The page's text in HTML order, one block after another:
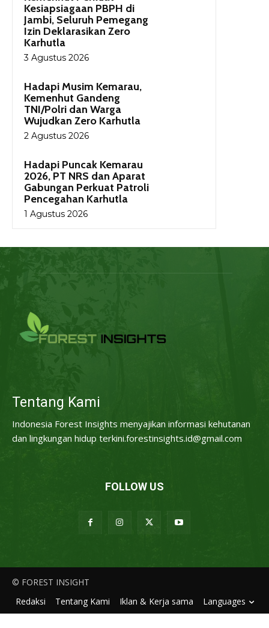
Kesiapsiagaan PBPH di
Jambi, Seluruh Pemegang
Izin Deklarasikan Zero
Karhutla
3 Agustus 2026
Hadapi Musim Kemarau,
Kemenhut Gandeng
TNI/Polri dan Warga
Wujudkan Zero Karhutla
2 Agustus 2026
Hadapi Puncak Kemarau
2026, PT NRS dan Aparat
Gabungan Perkuat Patroli
Pencegahan Karhutla
1 Agustus 2026
Tentang Kami
Indonesia Forest Insights menyajikan informasi kehutanan
dan lingkungan hidup terkini.forestinsights.id@gmail.com
FOLLOW US
© FOREST INSIGHT
Redaksi
Tentang Kami Iklan & Kerja sama Languages